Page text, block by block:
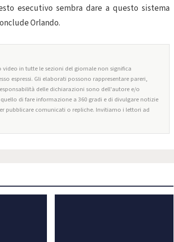
esecutivo sembra dare a questo sistema
Orlando.
in tutte le sezioni del giornale non significa
espressi. Gli elaborati possono rappresentare pareri,
delle dichiarazioni sono dell'autore e/o
di fare informazione a 360 gradi e di divulgare notizie
pubblicare comunicati o repliche. Invitiamo i lettori ad